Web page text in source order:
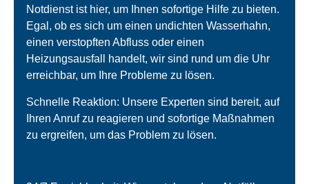
Notdienst ist hier, um Ihnen sofortige Hilfe zu bieten.
Egal, ob es sich um einen undichten Wasserhahn,
einen verstopften Abfluss oder einen
Heizungsausfall handelt, wir sind rund um die Uhr
erreichbar, um Ihre Probleme zu lösen.
Schnelle Reaktion: Unsere Experten sind bereit, auf
Ihren Anruf zu reagieren und sofortige Maßnahmen
zu ergreifen, um das Problem zu lösen.